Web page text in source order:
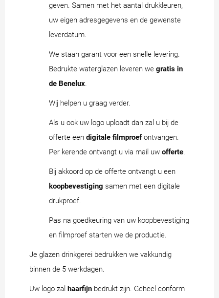
geven. Samen met het aantal drukkleuren,
uw eigen adresgegevens en de gewenste
leverdatum.
We staan garant voor een snelle levering.
Bedrukte waterglazen leveren we gratis in
de Benelux.
Wij helpen u graag verder.
Als u ook uw logo uploadt dan zal u bij de
offerte een digitale filmproefontvangen.
Per kerende ontvangt u via mail uw offerte.
Bij akkoord op de offerte ontvangt u een
koopbevestiging samen met een digitale
drukproef.
Pas na goedkeuring van uw koopbevestiging
en filmproef starten we de productie.
Je glazen drinkgerei bedrukken we vakkundig
binnen de 5 werkdagen.
Uw logo zal haarfijn bedrukt zijn. Geheel conform